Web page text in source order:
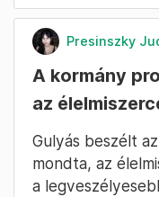
Presinszky
A kormány
az
Gulyás beszélt
mondta, az
a